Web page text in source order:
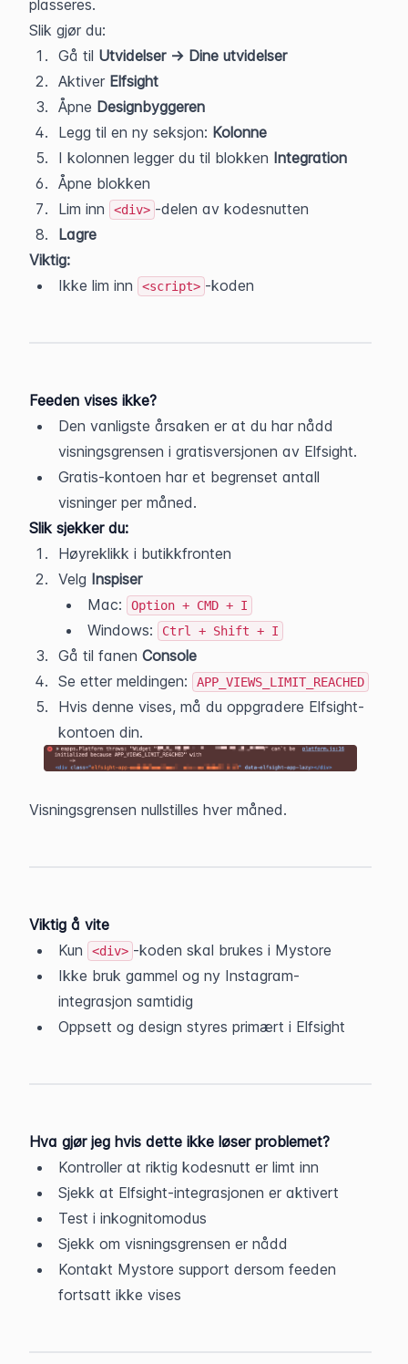
plasseres.
Slik gjør du:
Gå til Utvidelser → Dine utvidelser
Aktiver Elfsight
Åpne Designbyggeren
Legg til en ny seksjon: Kolonne
I kolonnen legger du til blokken Integration
Åpne blokken
Lim inn
<div> -delen av kodesnutten
Lagre
Viktig:
Ikke lim inn
<script> -koden
Feeden vises ikke?
Den vanligste årsaken er at du har nådd
visningsgrensen i gratisversjonen av Elfsight.
Gratis-kontoen har et begrenset antall
visninger per måned.
Slik sjekker du:
Høyreklikk i butikkfronten
Velg Inspiser
Mac:
Option + CMD + I
Windows: Ctrl + Shift + I
Gå til fanen Console
Se etter meldingen:
APP_VIEWS_LIMIT_REACHED
Hvis denne vises, må du oppgradere Elfsight-
kontoen din.
Visningsgrensen nullstilles hver måned.
Viktig å vite
Kun
<div> -koden skal brukes i Mystore
Ikke bruk gammel og ny Instagram-
integrasjon samtidig
Oppsett og design styres primært i Elfsight
Hva gjør jeg hvis dette ikke løser problemet?
Kontroller at riktig kodesnutt er limt inn
Sjekk at Elfsight-integrasjonen er aktivert
Test i inkognitomodus
Sjekk om visningsgrensen er nådd
Kontakt Mystore support dersom feeden
fortsatt ikke vises